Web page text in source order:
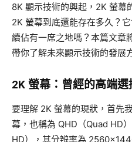
8K 顯示技術的興起，2K 螢幕
2K 螢幕到底還能存在多久？
續佔有一席之地嗎？本篇文章
帶你了解未來顯示技術的發展
2K 螢幕：曾經的高端選
要理解 2K 螢幕的現狀，首先
幕，也稱為 QHD（Quad HD
HD），其分辨率為